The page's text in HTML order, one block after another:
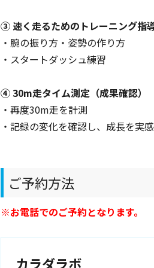
③ 速く走るためのトレーニング指
・腕の振り方・姿勢の作り方
・スタートダッシュ練習
④ 30m走タイム測定（成果確認）
・再度30m走を計測
・記録の変化を確認し、成長を実感
ご予約方法
※お電話でのご予約となります。
カラダラボ